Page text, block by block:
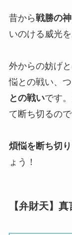
昔から戦勝の神
いのける威光
外からの妨げ
悩との戦い、
との戦いです
て断ち切るので
煩悩を断ち切
ょう！
【弁財天】